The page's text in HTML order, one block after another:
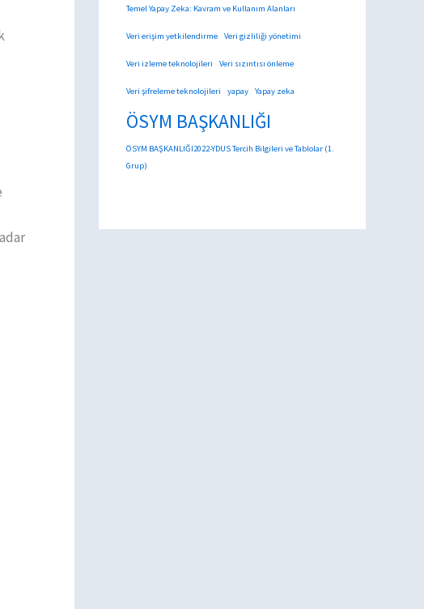
Temel Yapay Zeka: Kavram ve Kullanım Alanları
Veri erişim yetkilendirme Veri gizliliği yönetimi
Veri izleme teknolojileri Veri sızıntısı önleme
Veri şifreleme teknolojileri yapay Yapay zeka
ÖSYM BAŞKANLIĞI
ÖSYM BAŞKANLIĞI2022-YDUS Tercih Bilgileri ve Tablolar (1.
Grup)